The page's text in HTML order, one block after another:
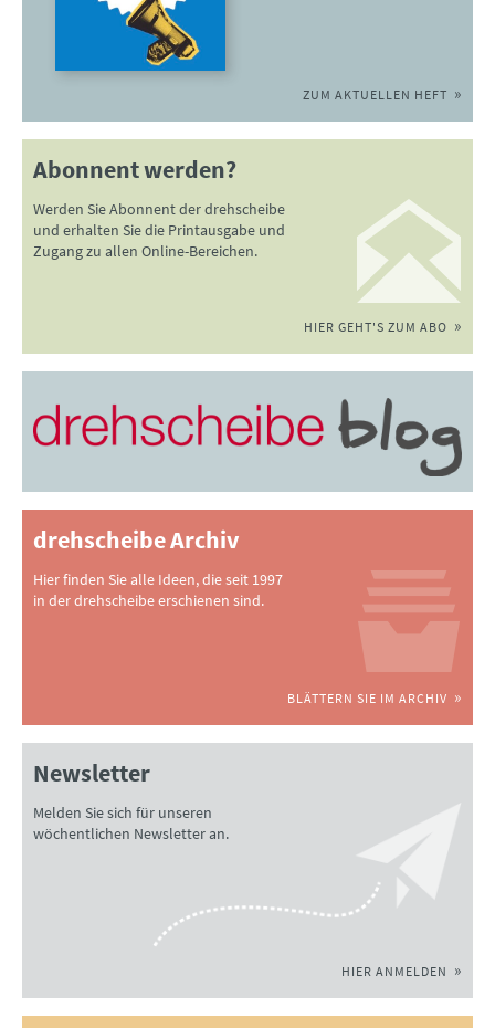
ZUM AKTUELLEN HEFT
Abonnent werden?
Werden Sie Abonnent der drehscheibe
und erhalten Sie die Printausgabe und
Zugang zu allen Online-Bereichen.
HIER GEHT'S ZUM ABO
drehscheibe Archiv
Hier finden Sie alle Ideen, die seit 1997
in der drehscheibe erschienen sind.
BLÄTTERN SIE IM ARCHIV
Newsletter
Melden Sie sich für unseren
wöchentlichen Newsletter an.
HIER ANMELDEN